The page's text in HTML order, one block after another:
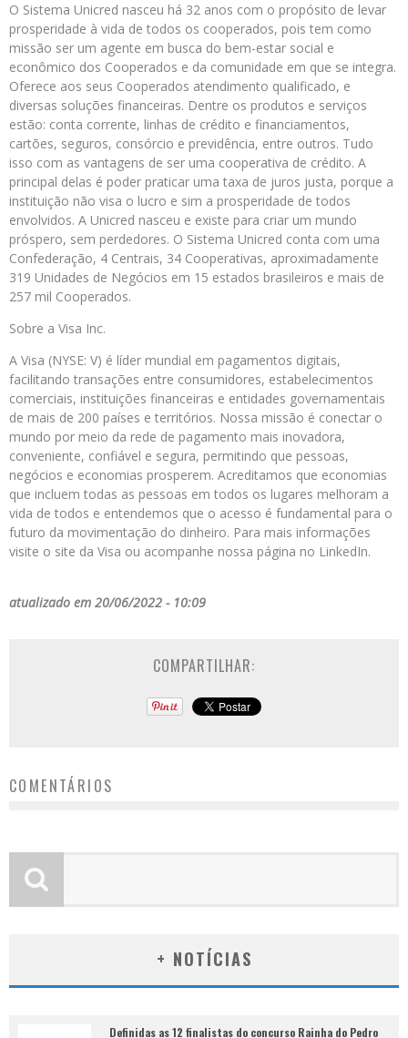
O Sistema Unicred nasceu há 32 anos com o propósito de levar
prosperidade à vida de todos os cooperados, pois tem como
missão ser um agente em busca do bem-estar social e
econômico dos Cooperados e da comunidade em que se integra.
Oferece aos seus Cooperados atendimento qualificado, e
diversas soluções financeiras. Dentre os produtos e serviços
estão: conta corrente, linhas de crédito e financiamentos,
cartões, seguros, consórcio e previdência, entre outros. Tudo
isso com as vantagens de ser uma cooperativa de crédito. A
principal delas é poder praticar uma taxa de juros justa, porque a
instituição não visa o lucro e sim a prosperidade de todos
envolvidos. A Unicred nasceu e existe para criar um mundo
próspero, sem perdedores. O Sistema Unicred conta com uma
Confederação, 4 Centrais, 34 Cooperativas, aproximadamente
319 Unidades de Negócios em 15 estados brasileiros e mais de
257 mil Cooperados.
Sobre a Visa Inc.
A Visa (NYSE: V) é líder mundial em pagamentos digitais,
facilitando transações entre consumidores, estabelecimentos
comerciais, instituições financeiras e entidades governamentais
de mais de 200 países e territórios. Nossa missão é conectar o
mundo por meio da rede de pagamento mais inovadora,
conveniente, confiável e segura, permitindo que pessoas,
negócios e economias prosperem. Acreditamos que economias
que incluem todas as pessoas em todos os lugares melhoram a
vida de todos e entendemos que o acesso é fundamental para o
futuro da movimentação do dinheiro. Para mais informações
visite o site da Visa ou acompanhe nossa página no LinkedIn.
atualizado em 20/06/2022 - 10:09
COMPARTILHAR:
COMENTÁRIOS
+ NOTÍCIAS
Definidas as 12 finalistas do concurso Rainha do Pedro